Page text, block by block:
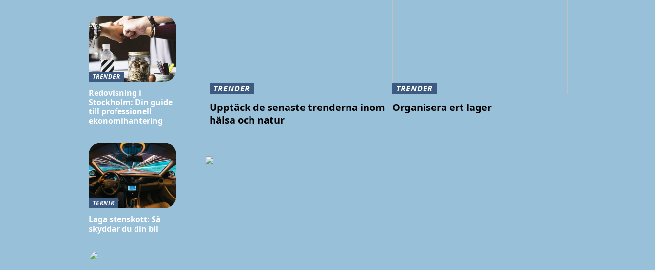
TRENDER
Upptäck de senaste trenderna inom
hälsa och natur
TRENDER
Organisera ert lager
TRENDER
Redovisning i
Stockholm: Din guide
till professionell
ekonomihantering
TEKNIK
Laga stenskott: Så
skyddar du din bil